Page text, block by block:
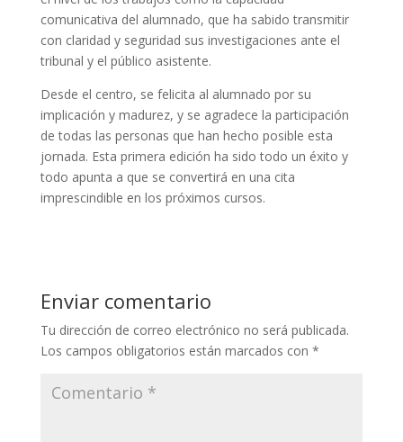
comunicativa del alumnado, que ha sabido transmitir
con claridad y seguridad sus investigaciones ante el
tribunal y el público asistente.
Desde el centro, se felicita al alumnado por su
implicación y madurez, y se agradece la participación
de todas las personas que han hecho posible esta
jornada. Esta primera edición ha sido todo un éxito y
todo apunta a que se convertirá en una cita
imprescindible en los próximos cursos.
Enviar comentario
Tu dirección de correo electrónico no será publicada.
Los campos obligatorios están marcados con *